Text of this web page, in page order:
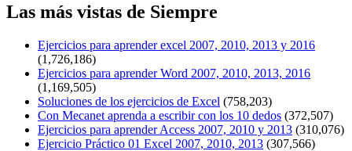
Las más vistas de Siempre
Ejercicios para aprender excel 2007, 2010, 2013 y 2016
(1,726,186)
Ejercicios para aprender Word 2007, 2010, 2013, 2016
(1,169,505)
Soluciones de los ejercicios de Excel (758,203)
Con Mecanet aprenda a escribir con los 10 dedos (372,507)
Ejercicios para aprender Access 2007, 2010 y 2013 (310,076)
Ejercicio Práctico 01 Excel 2007, 2010, 2013 (307,566)